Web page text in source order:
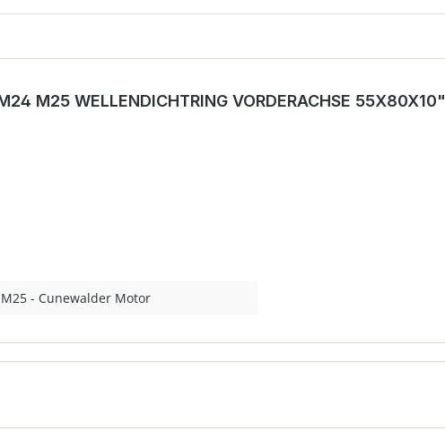
M25 WELLENDICHTRING VORDERACHSE 55X80X10"
- Cunewalder Motor